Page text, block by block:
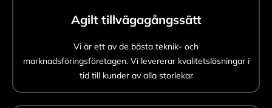
Agilt tillvägagångssätt
Vi är ett av de bästa teknik- och
marknadsföringsföretagen. Vi levererar kvalitetslösningar i
tid till kunder av alla storlekar